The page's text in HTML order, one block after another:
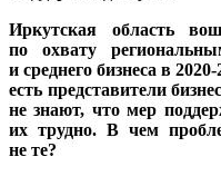
Иркутская область
по охвату
и среднего бизнеса в
есть представители
не знают, что мер
их трудно. В чем
не те?